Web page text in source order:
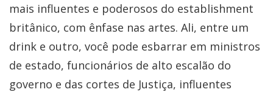
mais influentes e poderosos do establishment
britânico, com ênfase nas artes. Ali, entre um
drink e outro, você pode esbarrar em ministros
de estado, funcionários de alto escalão do
governo e das cortes de Justiça, influentes